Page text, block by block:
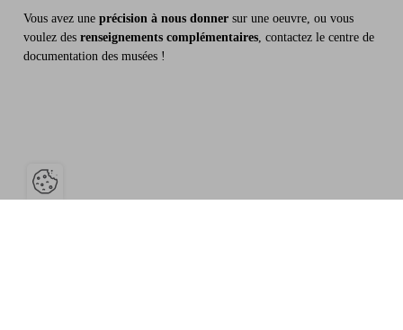
Vous avez uneprécision à nous donner sur une oeuvre, ou vous
voulez desrenseignements complémentaires, contactez le centre de
documentation des musées !
Ouvrir la barre de gestion des cookies